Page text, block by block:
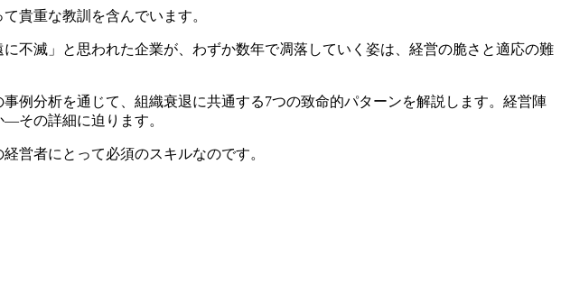
貴重な教訓を含んでいます。
不滅」と思われた企業が、わずか数年で凋落していく姿は、経営の脆さと適応の難
例分析を通じて、組織衰退に共通する7つの致命的パターンを解説します。経営陣
その詳細に迫ります。
営者にとって必須のスキルなのです。